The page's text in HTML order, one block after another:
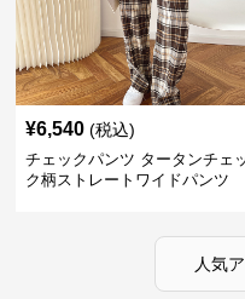
¥6,540 (税込)
チェックパンツ タータンチェ
ク柄ストレートワイドパンツ
人気